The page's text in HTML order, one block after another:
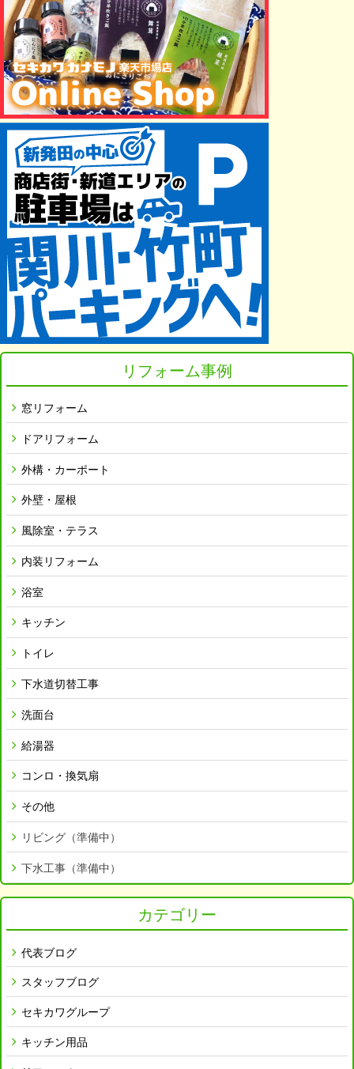
リフォーム事例
窓リフォーム
ドアリフォーム
外構・カーポート
外壁・屋根
風除室・テラス
内装リフォーム
浴室
キッチン
トイレ
下水道切替工事
洗面台
給湯器
コンロ・換気扇
その他
リビング（準備中）
下水工事（準備中）
カテゴリー
代表ブログ
スタッフブログ
セキカワグループ
キッチン用品